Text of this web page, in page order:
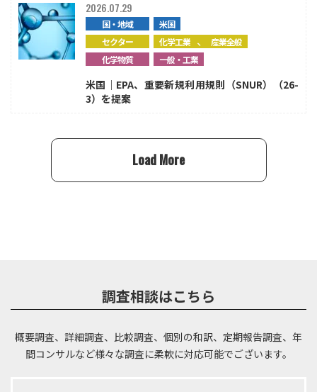
国・地域
米国
セクター
化学工業 、産業全般
化学物質
一般・工業
2026.07.29
米国｜EPA、重要新規利用規則（SNUR）（26-
3）を提案
Load More
調査相談はこちら
概要調査、詳細調査、比較調査、個別の和訳、定期報告調査、年
間コンサルなど様々な調査に柔軟に対応可能でございます。